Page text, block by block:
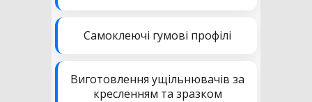
Самоклеючі гумові профілі
Виготовлення ущільнювачів за
кресленням та зразком